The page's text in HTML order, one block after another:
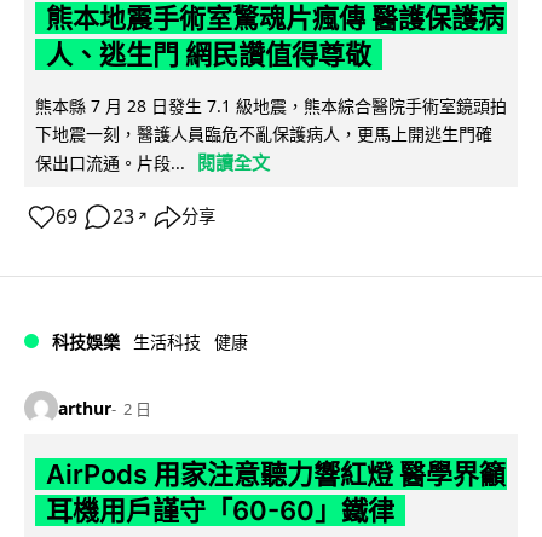
熊本地震手術室驚魂片瘋傳 醫護保護病
人、逃生門 網民讚值得尊敬
熊本縣 7 月 28 日發生 7.1 級地震，熊本綜合醫院手術室鏡頭拍
下地震一刻，醫護人員臨危不亂保護病人，更馬上開逃生門確
保出口流通。片段...
閱讀全文
69 23 ↗ 分享
科技娛樂 生活科技 健康
arthur 2 日
AirPods 用家注意聽力響紅燈 醫學界籲
耳機用戶謹守「60-60」鐵律